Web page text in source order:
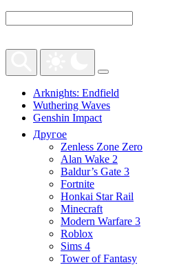
Arknights: Endfield
Wuthering Waves
Genshin Impact
Другое
Zenless Zone Zero
Alan Wake 2
Baldur’s Gate 3
Fortnite
Honkai Star Rail
Minecraft
Modern Warfare 3
Roblox
Sims 4
Tower of Fantasy